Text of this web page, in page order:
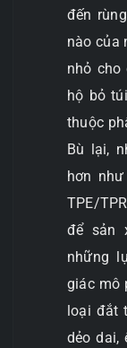
đến
nào của
nhỏ cho
hộ bỏ
thuộc
Bù lại,
hơn
TPE/
để sản
những
giác mô
loại đắt
dẻo dai,